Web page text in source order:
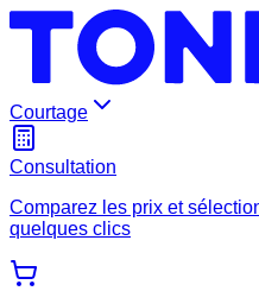
Courtage
Consultation
Comparez les prix et
quelques clics